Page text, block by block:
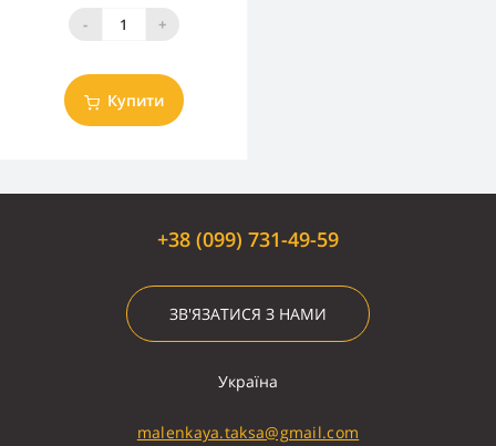
- +
Купити
+38 (099) 731-49-59
ЗВ'ЯЗАТИСЯ З НАМИ
Україна
malenkaya.taksa@gmail.com